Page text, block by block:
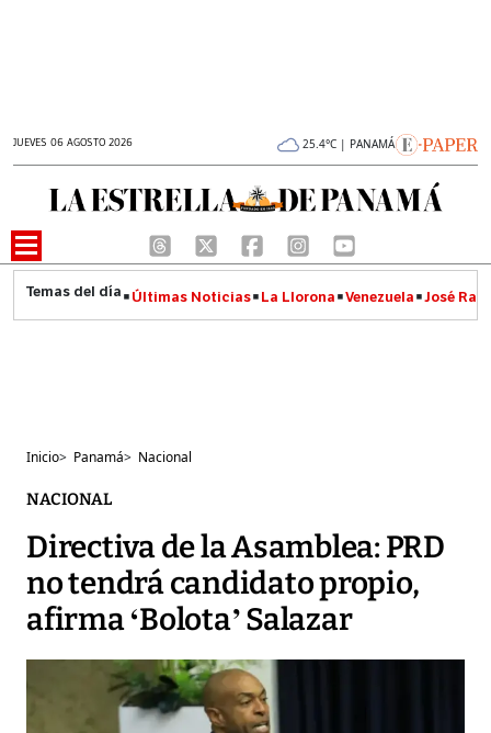
JUEVES 06 AGOSTO 2026 25.4°C | PANAMÁ
Últimas Noticias La Llorona Venezuela José
Inicio> Panamá> Nacional
NACIONAL
Directiva de la Asamblea: PRD
no tendrá candidato propio,
afirma ‘Bolota’ Salazar